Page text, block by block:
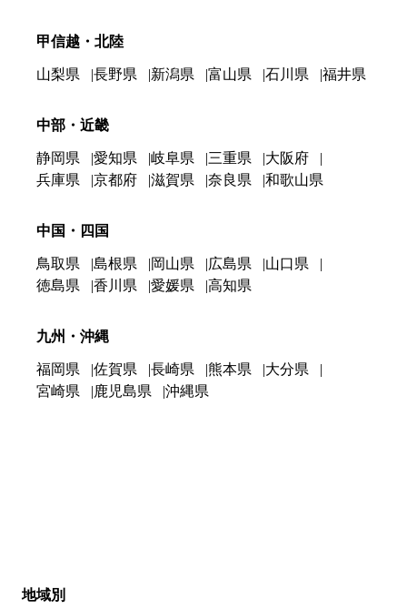
甲信越・北陸
山梨県 長野県 新潟県 富山県 石川県 福井県
中部・近畿
静岡県 愛知県 岐阜県 三重県
大阪府
兵庫県
京都府 滋賀県 奈良県 和歌山県
中国・四国
鳥取県 島根県 岡山県 広島県
山口県
徳島県
香川県 愛媛県 高知県
九州・沖縄
福岡県 佐賀県 長崎県 熊本県
大分県
宮崎県
鹿児島県 沖縄県
地域別